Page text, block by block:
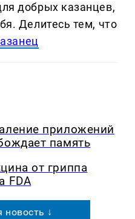
добрых казанцев,
Делитеcь тем, что
приложений
память
от гриппа
FDA
↓